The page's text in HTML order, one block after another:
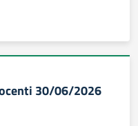
30/06/2026